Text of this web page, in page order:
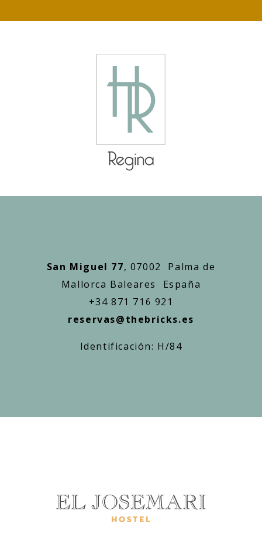
San Miguel 77, 07002 Palma de
Mallorca Baleares España
+34 871 716 921
reservas@thebricks.es
Identificación: H/84